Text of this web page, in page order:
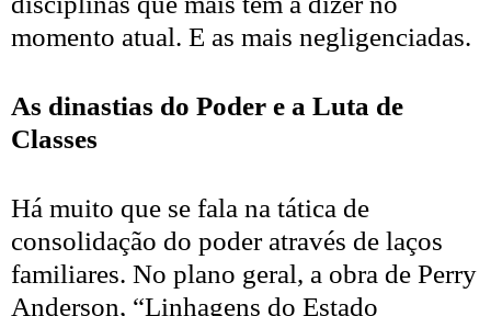
momento atual. E as mais negligenciadas.
As dinastias do Poder e a Luta de
Classes
Há muito que se fala na tática de
consolidação do poder através de laços
familiares. No plano geral, a obra de Perry
Anderson, “Linhagens do Estado